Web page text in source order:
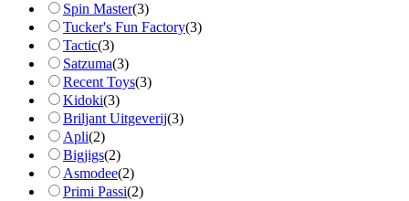
Spin Master(3)
Tucker's Fun Factory(3)
Tactic(3)
Satzuma(3)
Recent Toys(3)
Kidoki(3)
Briljant Uitgeverij(3)
Apli(2)
Bigjigs(2)
Asmodee(2)
Primi Passi(2)